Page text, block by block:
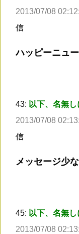
2013/07/08
信
ハッピーニュ
43: 以下、名無
2013/07/08
信
メッセージ少
45: 以下、名無
2013/07/08